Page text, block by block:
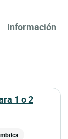
Información